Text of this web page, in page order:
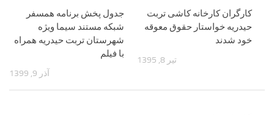
جدول پخش برنامه همسفر
شبکه مستند سیما ویژه
شهرستان تربت حیدریه همراه
با فیلم
آذر 9, 1399
کارگران کارخانه کاشی تربت
حیدریه خواستار حقوق معوقه
خود شدند
تیر 8, 1395